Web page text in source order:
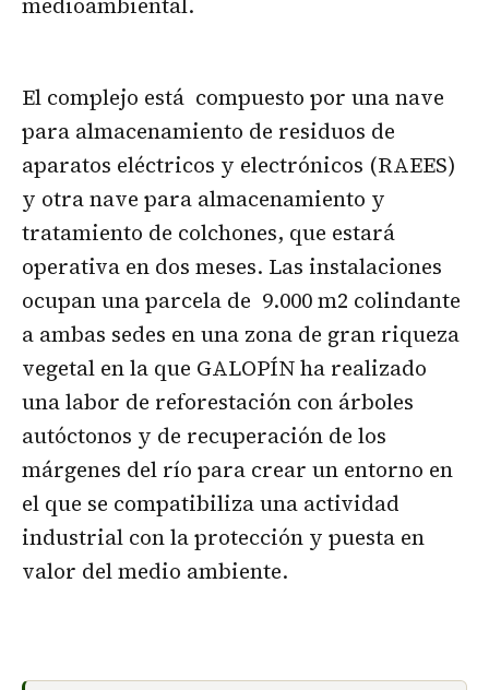
El complejo está compuesto por una nave
para almacenamiento de residuos de
aparatos eléctricos y electrónicos (RAEES)
y otra nave para almacenamiento y
tratamiento de colchones, que estará
operativa en dos meses. Las instalaciones
ocupan una parcela de 9.000 m2 colindante
a ambas sedes en una zona de gran riqueza
vegetal en la que GALOPÍN ha realizado
una labor de reforestación con árboles
autóctonos y de recuperación de los
márgenes del río para crear un entorno en
el que se compatibiliza una actividad
industrial con la protección y puesta en
valor del medio ambiente.